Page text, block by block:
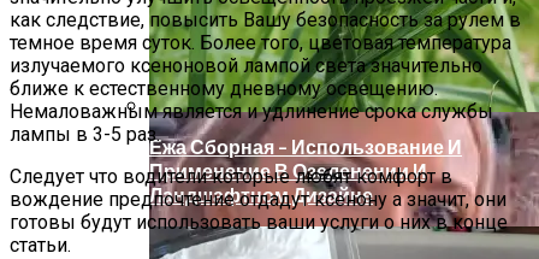
Административного Права: Как
Бороться И Как Устранить
Ежа Сборная – Использование И
Применение В Озеленении И
Ландшафтном Дизайне
как следствие, повысить Вашу безопасность за рулем в
темное время суток. Более того, цветовая температура
излучаемого ксеноновой лампой света значительно
ближе к естественному дневному освещению.
Немаловажным является и удлинение срока службы
лампы в 3-5 раз.
Следует что водители которые любят комфорт в
вождение предпочтение отдадут ксенону а значит, они
готовы будут использовать ваши услуги о них в конце
статьи.